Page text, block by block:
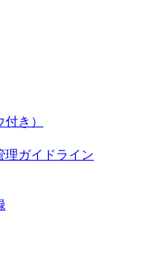
き）
理ガイドライン